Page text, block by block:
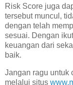
Risk Score juga
tersebut muncul,
dengan telah
sesuai. Dengan
keuangan dari
baik.
Jangan ragu untuk
melalui situs